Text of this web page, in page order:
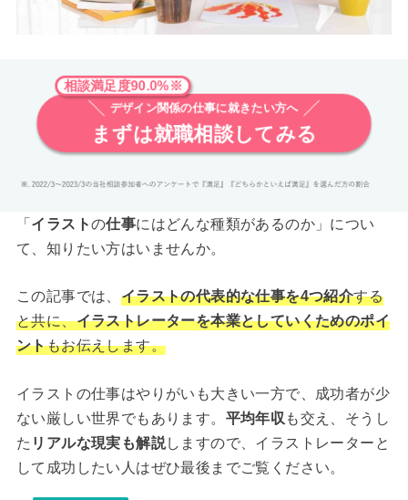
相談満足度90.0%※
デザイン関係の仕事に就きたい方へ
まずは就職相談してみる
「 イラストの仕事にはどんな種類があるのか」につい
て、知りたい方はいませんか。
この記事では、 イラストの代表的な仕事を4つ紹介する
と共に、イラストレーターを本業としていくためのポイ
ントもお伝えします。
イラストの仕事はやりがいも大きい一方で、成功者が少
ない厳しい世界でもあります。 平均年収 も交え、そうし
た リアルな現実も解説しますので、イラストレーターと
して成功したい人はぜひ最後までご覧ください。